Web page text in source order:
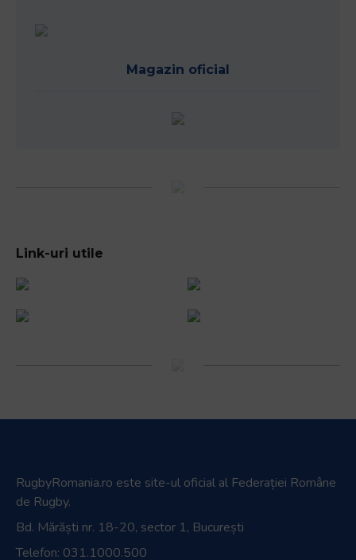
Magazin oficial
Link-uri utile
RugbyRomania.ro este site-ul oficial al Federației Române
de Rugby.
Bd. Mărăști nr. 18-20, sector 1, București
Telefon: 031.1000.500